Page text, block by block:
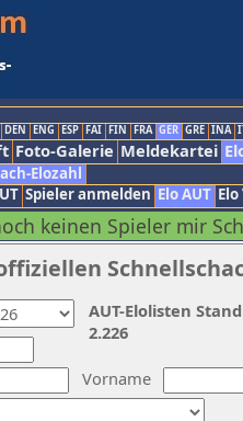
DEN ENG ESP FAI FIN FRA GER GRE INA
Foto-Galerie Meldekartei
Elozahl
Spieler anmelden Elo AUT
keinen Spieler mir
Vorname
AUT-Elolisten
2.226